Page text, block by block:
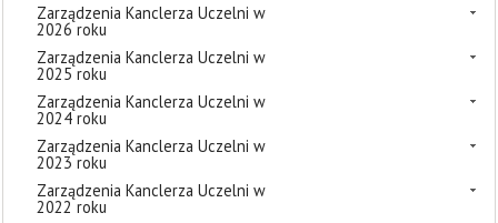
Zarządzenia Kanclerza Uczelni w
2026 roku
Zarządzenia Kanclerza Uczelni w
2025 roku
Zarządzenia Kanclerza Uczelni w
2024 roku
Zarządzenia Kanclerza Uczelni w
2023 roku
Zarządzenia Kanclerza Uczelni w
2022 roku